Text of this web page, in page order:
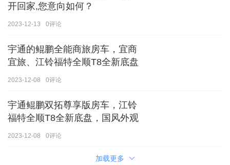
开回家,您意向如何？
2023-12-13 0评论
宇通的鲲鹏全能商旅房车，宜商
宜旅、江铃福特全顺T8全新底盘
2023-12-08 0评论
宇通鲲鹏双拓尊享版房车，江铃
福特全顺T8全新底盘，国风外观
2023-12-08 0评论
加载更多